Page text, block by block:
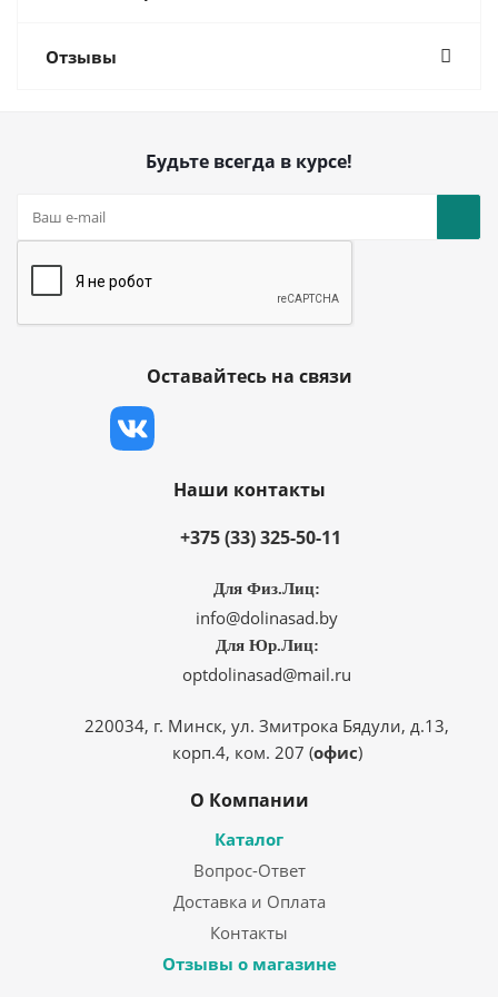
Отзывы
Будьте всегда в курсе!
Оставайтесь на связи
Наши контакты
+375 (33) 325-50-11
Для Физ.Лиц:
info@dolinasad.by
Для Юр.Лиц:
optdolinasad@mail.ru
220034, г. Минск, ул. Змитрока Бядули, д.13,
корп.4, ком. 207 (офис)
О Компании
Каталог
Вопрос-Ответ
Доставка и Оплата
Контакты
Отзывы о магазине